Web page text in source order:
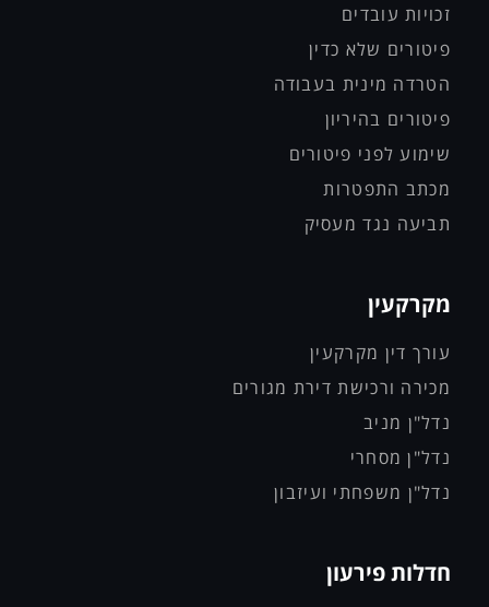
זכויות עובדים
פיטורים שלא כדין
הטרדה מינית בעבודה
פיטורים בהיריון
שימוע לפני פיטורים
מכתב התפטרות
תביעה נגד מעסיק
מקרקעין
עורך דין מקרקעין
מכירה ורכישת דירת מגורים
נדל"ן מניב
נדל"ן מסחרי
נדל"ן משפחתי ועיזבון
חדלות פירעון